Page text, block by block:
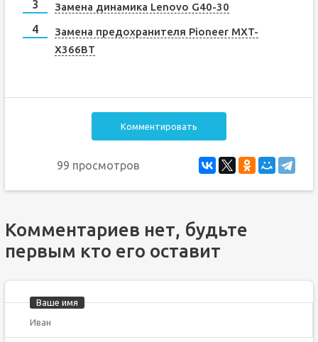
Замена динамика Lenovo G40-30
Замена предохранителя Pioneer MXT-
X366BT
Комментировать
99 просмотров
Комментариев нет, будьте
первым кто его оставит
Ваше имя